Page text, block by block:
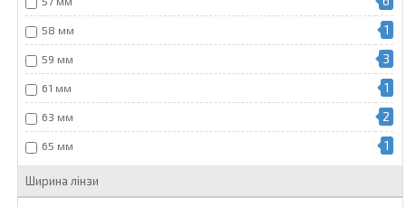
58 мм 1
59 мм 3
61 мм 1
63 мм 2
65 мм 1
Ширина лінзи